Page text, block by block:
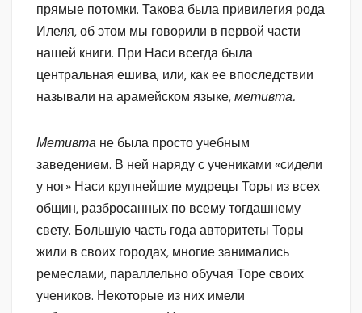
прямые потомки. Такова была привилегия рода
Илеля, об этом мы говорили в первой части
нашей книги. При Наси всегда была
центральная ешива, или, как ее впоследствии
называли на арамейском языке,метивта.
Метивта не была просто учебным
заведением. В ней наряду с учениками «сидели
у ног» Наси крупнейшие мудрецы Торы из всех
общин, разбросанных по всему тогдашнему
свету. Большую часть года авторитеты Торы
жили в своих городах, многие занимались
ремеслами, параллельно обучая Торе своих
учеников. Некоторые из них имели